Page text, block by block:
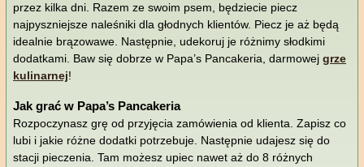
przez kilka dni. Razem ze swoim psem, będziecie piecz
najpyszniejsze naleśniki dla głodnych klientów. Piecz je aż będą
idealnie brązowawe. Następnie, udekoruj je różnimy słodkimi
dodatkami. Baw się dobrze w Papa’s Pancakeria, darmowej grze
kulinarnej!
Jak grać w Papa’s Pancakeria
Rozpoczynasz grę od przyjęcia zamówienia od klienta. Zapisz co
lubi i jakie różne dodatki potrzebuje. Następnie udajesz się do
stacji pieczenia. Tam możesz upiec nawet aż do 8 różnych